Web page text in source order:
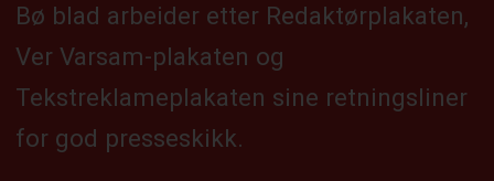
Bø blad arbeider etter Redaktørplakaten,
Ver Varsam-plakaten og
Tekstreklameplakaten sine retningsliner
for god presseskikk.